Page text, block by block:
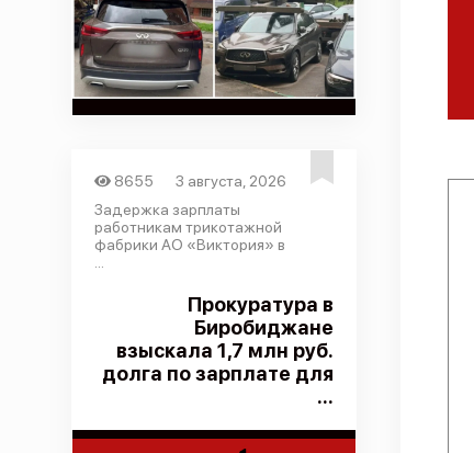
8655
3 августа, 2026
Задержка зарплаты
работникам трикотажной
фабрики АО «Виктория» в
Прокуратура в
Биробиджане
взыскала 1,7 млн руб.
долга по зарплате для
...